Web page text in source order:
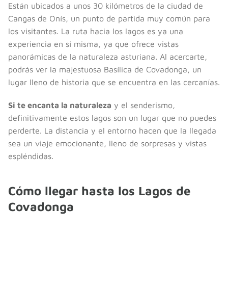
Están ubicados a unos 30 kilómetros de la ciudad de
Cangas de Onís, un punto de partida muy común para
los visitantes. La ruta hacia los lagos es ya una
experiencia en sí misma, ya que ofrece vistas
panorámicas de la naturaleza asturiana. Al acercarte,
podrás ver la majestuosa Basílica de Covadonga, un
lugar lleno de historia que se encuentra en las cercanías.
Si te encanta la naturaleza y el senderismo,
definitivamente estos lagos son un lugar que no puedes
perderte. La distancia y el entorno hacen que la llegada
sea un viaje emocionante, lleno de sorpresas y vistas
espléndidas.
Cómo llegar hasta los Lagos de
Covadonga